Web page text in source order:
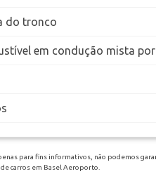
do tronco
em condução mista
para fins informativos, não podemos
carros em Basel Aeroporto.